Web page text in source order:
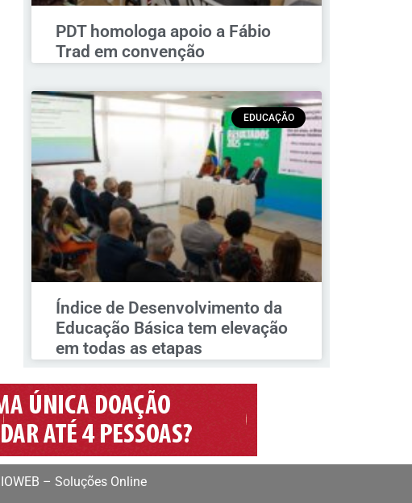
PDT homologa apoio a Fábio
Trad em convenção
EDUCAÇÃO
Índice de Desenvolvimento da
Educação Básica tem elevação
em todas as etapas
– Soluções Online